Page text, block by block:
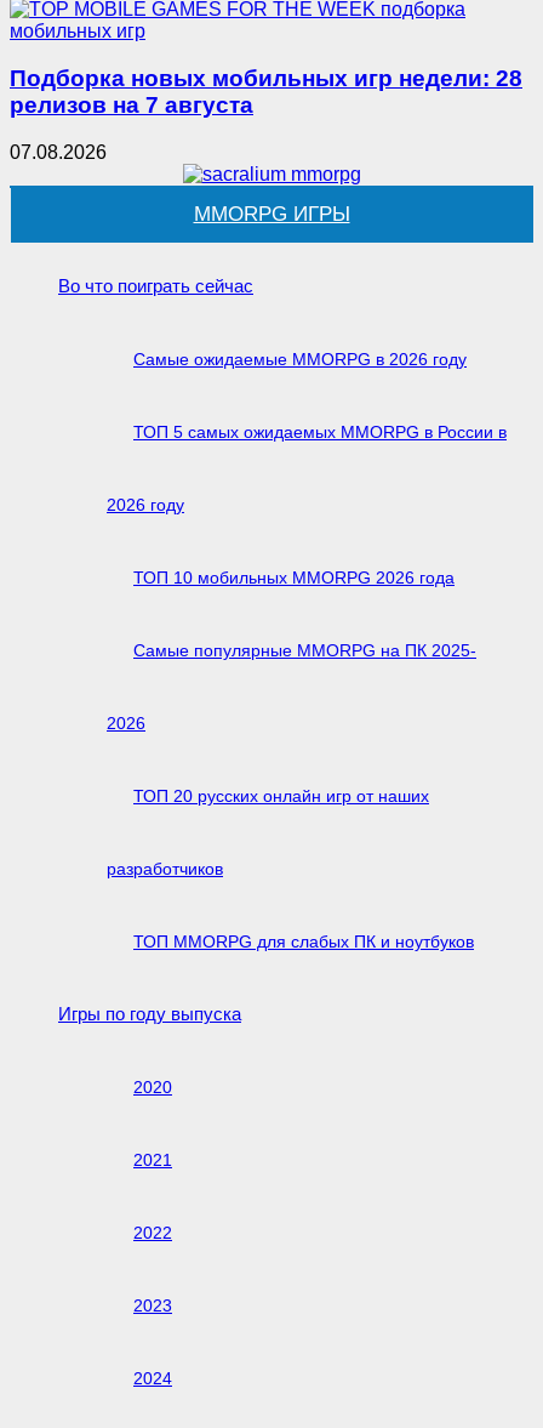
Подборка новых мобильных игр недели: 28
релизов на 7 августа
07.08.2026
MMORPG ИГРЫ
Во что поиграть сейчас
Самые ожидаемые MMORPG в 2026 году
ТОП 5 самых ожидаемых MMORPG в России в
2026 году
ТОП 10 мобильных MMORPG 2026 года
Самые популярные MMORPG на ПК 2025-
2026
ТОП 20 русских онлайн игр от наших
разработчиков
ТОП MMORPG для слабых ПК и ноутбуков
Игры по году выпуска
2020
2021
2022
2023
2024